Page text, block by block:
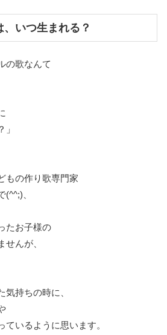
いつ生まれる？
の歌なんて
もの作り歌専門家
(^^;)、
たお子様の
んが、
気持ちの時に、
いるように思います。